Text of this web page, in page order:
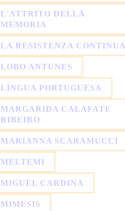
L'ATTRITO DELLA
MEMORIA
LA RESISTENZA CONTINUA
LOBO ANTUNES
LÍNGUA PORTUGUESA
MARGARIDA CALAFATE
RIBEIRO
MARIANNA SCARAMUCCI
MELTEMI
MIGUEL CARDINA
MIMESIS